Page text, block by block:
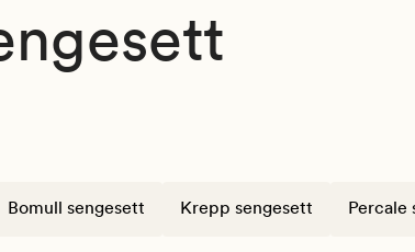
Bomull sengesett Krepp sengesett Percale